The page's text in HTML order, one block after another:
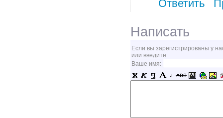
Ответить
Написать
Если вы зарегистрированы у
или введите
Ваше имя: